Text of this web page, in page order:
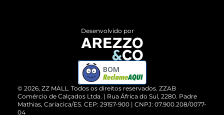
ZZ MALL é confiável
Cartão Presente
Vendas Corporativas
Devolução do Produto
Compre pelo WhatsApp
© 2026, ZZ MALL. Todos os direitos reservados. ZZAB
Comércio de Calçados Ltda. | Rua África do Sul, 2280. Padre
Mathias, Cariacica/ES. CEP: 29157-900 | CNPJ: 07.900.208/0077-
04
Desenvolvido por
BOM